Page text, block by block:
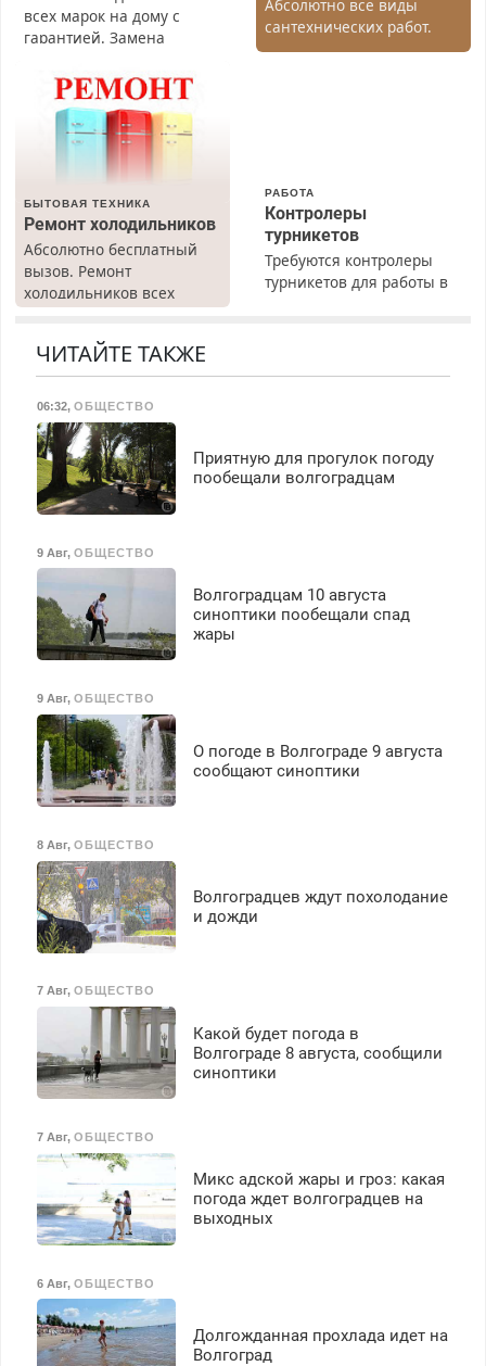
всех марок на дому с
гарантией. Замена
Недорого. Без выходных.
Все районы. Скидка.
Вызов бесплатный.
Абсолютно все виды
сантехнических работ.
Быстро. Качественно.
БЫТОВАЯ ТЕХНИКА
Ремонт холодильников
Абсолютно бесплатный
вызов. Ремонт
холодильников всех
гарантией. Все р-ны.
Срочно. Без выходных.
Пенсионерам – скидки до
40%. Мастер со стажем.
РАБОТА
Контролеры
турникетов
Требуются контролеры
турникетов для работы в
Ежемесячно
выплачивается денежная
транспортной
безопасности с з/п до
ЧИТАЙТЕ ТАКЖЕ
06:32, ОБЩЕСТВО
Приятную для прогулок погоду
пообещали волгоградцам
9 Авг, ОБЩЕСТВО
Волгоградцам 10 августа
синоптики пообещали спад
жары
9 Авг, ОБЩЕСТВО
О погоде в Волгограде 9 августа
сообщают синоптики
8 Авг, ОБЩЕСТВО
Волгоградцев ждут похолодание
и дожди
7 Авг, ОБЩЕСТВО
Какой будет погода в
Волгограде 8 августа, сообщили
синоптики
7 Авг, ОБЩЕСТВО
Микс адской жары и гроз: какая
погода ждет волгоградцев на
выходных
6 Авг, ОБЩЕСТВО
Долгожданная прохлада идет на
Волгоград